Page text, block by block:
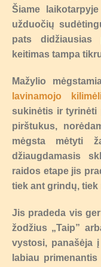
Šiame
užduočių
pats didžiausias
keitimas tampa
Mažylio
lavinamojo
sukinėtis ir tyrinėti
pirštukus,
mėgsta mėtyti
džiaugdamasis
raidos etape jis
tiek ant grindų,
Jis pradeda vis
žodžius „Taip”
vystosi, panašėja
labiau